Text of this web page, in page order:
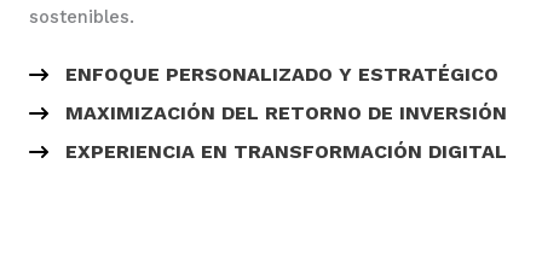
sostenibles.
ENFOQUE PERSONALIZADO Y ESTRATÉGICO
MAXIMIZACIÓN DEL RETORNO DE INVERSIÓN
EXPERIENCIA EN TRANSFORMACIÓN DIGITAL